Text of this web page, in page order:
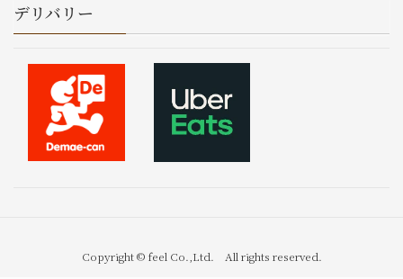
デリバリー
Copyright © feel Co.,Ltd. All rights reserved.